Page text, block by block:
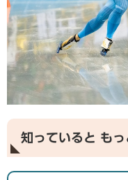
知っていると も